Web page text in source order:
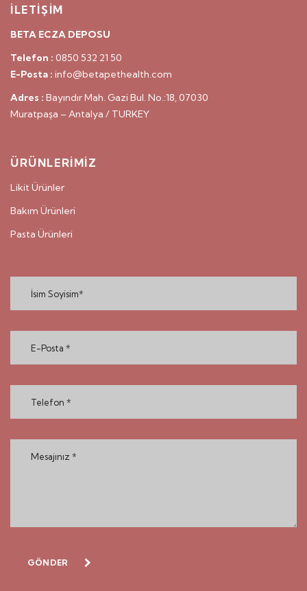
İLETİŞİM
BETA ECZA DEPOSU
Telefon : 0850 532 21 50
E-Posta : info@betapethealth.com
Adres : Bayındır Mah. Gazi Bul. No.:18, 07030
Muratpaşa – Antalya / TURKEY
ÜRÜNLERİMİZ
Likit Ürünler
Bakım Ürünleri
Pasta Ürünleri
GÖNDER